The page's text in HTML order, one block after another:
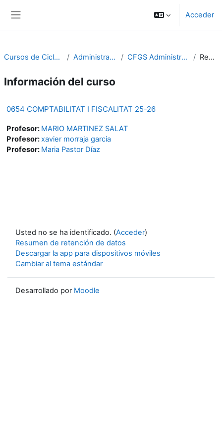
Acceder
Cursos de Cicles Formatius Administració i gestió CFGS Administració i finances Resumen
Información del curso
0654 COMPTABILITAT I FISCALITAT 25-26
Profesor: MARIO MARTINEZ SALAT
Profesor:xavier morraja garcia
Profesor: Maria Pastor Díaz
Usted no se ha identificado. (Acceder)
Resumen de retención de datos
Descargar la app para dispositivos móviles
Cambiar al tema estándar
Desarrollado por Moodle